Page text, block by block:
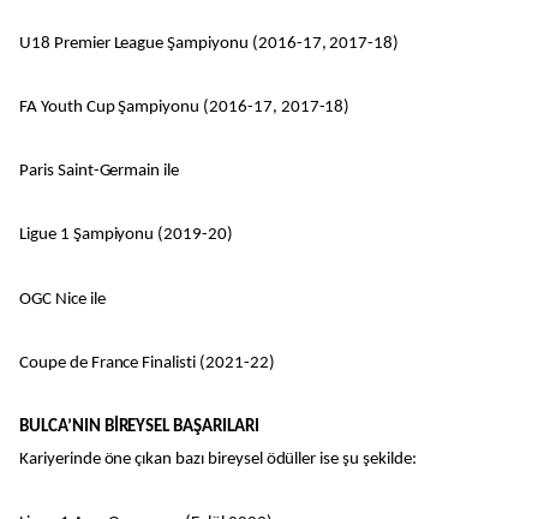
U18 Premier League Şampiyonu (2016-17, 2017-18)
FA Youth Cup Şampiyonu (2016-17, 2017-18)
Paris Saint-Germain ile
Ligue 1 Şampiyonu (2019-20)
OGC Nice ile
Coupe de France Finalisti (2021-22)
BULCA’NIN BİREYSEL BAŞARILARI
Kariyerinde öne çıkan bazı bireysel ödüller ise şu şekilde: